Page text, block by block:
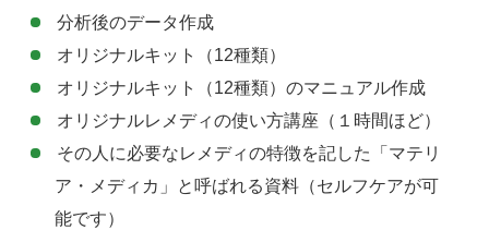
分析後のデータ作成
オリジナルキット（12種類）
オリジナルキット（12種類）のマニュアル作成
オリジナルレメディの使い方講座（１時間ほど）
その人に必要なレメディの特徴を記した「マテリ
ア・メディカ」と呼ばれる資料（セルフケアが可
能です）